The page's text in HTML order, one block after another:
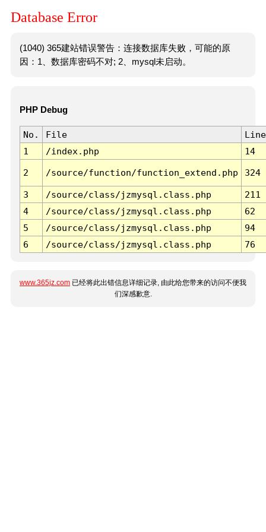
Database Error
(1040) 365建站错误警告：连接数据库失败，可能的原
因：1、数据库密码不对; 2、mysql未启动。
PHP Debug
No. File
Line
1
/index.php 14
2 /source/function/function_extend.php 324
3 /source/class/jzmysql.class.php
211
4
/source/class/jzmysql.class.php
62
5
/source/class/jzmysql.class.php
94
6
/source/class/jzmysql.class.php 76
www.365jz.com 已经将此出错信息详细记录, 由此给您带来的访问不便我
们深感歉意.